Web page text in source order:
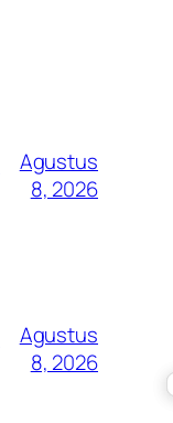
Agustus
8, 2026
Agustus
8, 2026